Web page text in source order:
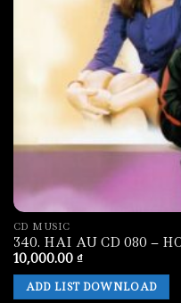
CD MUSIC
340. HAI AU CD 080 –
10,000.00 ₫
ADD LIST DOWNLOAD